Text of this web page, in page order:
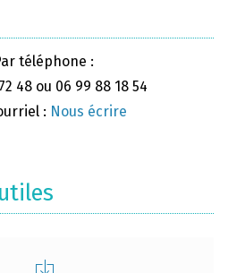
téléphone :
48 ou 06 99 88 18 54
: Nous écrire